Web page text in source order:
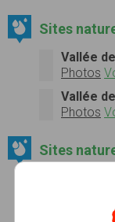
Sites
Vallée
Photos
Vallée
Photos
Sites
Forêt